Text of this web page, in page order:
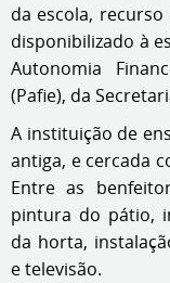
da escola,
disponibilizado à
Autonomia
(Pafie), da
A instituição de
antiga, e cercada
Entre as
pintura do pátio,
da horta,
e televisão.